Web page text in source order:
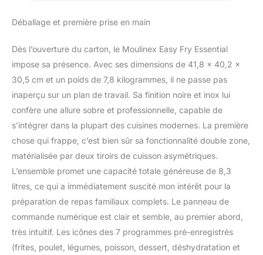
GÉNÉREUSE: utilisez le
cuire des pièces
volumineuses comme un
rôti, les deux tiroirs pour
de généreuses portions
3.1L plus économe en
énergie pour des
portions individuelles
DÉLÉGATION :
7programmes
intuitifs(frites, poulet,
légumes, poissons,
dessert, déshydratation
et mode manuel) pour
rôtir, cuire, griller,
déshydrater ou
réchauffer GAIN DE
Déballage et première prise en main
Dès l’ouverture du carton, le Moulinex Easy Fry Essential
impose sa présence. Avec ses dimensions de 41,8 x 40,2 x
30,5 cm et un poids de 7,8 kilogrammes, il ne passe pas
inaperçu sur un plan de travail. Sa finition noire et inox lui
confère une allure sobre et professionnelle, capable de
s’intégrer dans la plupart des cuisines modernes. La première
chose qui frappe, c’est bien sûr sa fonctionnalité double zone,
matérialisée par deux tiroirs de cuisson asymétriques.
L’ensemble promet une capacité totale généreuse de 8,3
litres, ce qui a immédiatement suscité mon intérêt pour la
préparation de repas familiaux complets. Le panneau de
commande numérique est clair et semble, au premier abord,
très intuitif. Les icônes des 7 programmes pré-enregistrés
(frites, poulet, légumes, poisson, dessert, déshydratation et